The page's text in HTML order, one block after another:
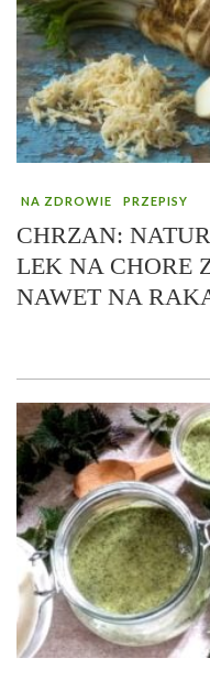
NA ZDROWIE PRZEPISY
CHRZAN:
LEK NA CHORE
NAWET NA